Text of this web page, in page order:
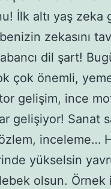
İlk altı yaş
zekasını
dil şart!
çok önemli,
gelişim, ince
gelişiyor! Sanat
inceleme…
yükselsin
olsun.